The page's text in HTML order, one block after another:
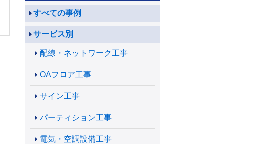
すべての事例
サービス別
配線・ネットワーク工事
OAフロア工事
サイン工事
パーティション工事
電気・空調設備工事